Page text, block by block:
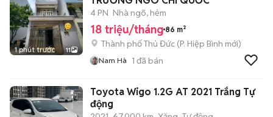
1 phút trước 11
4 PN Nhà ngõ, hẻm
18 triệu/tháng 86 m²
Thành phố Thủ Đức (P. Hiệp Bình mới)
Nam Hà 1 đã bán
Toyota Wigo 1.2G AT 2021 Trắng Tự
động